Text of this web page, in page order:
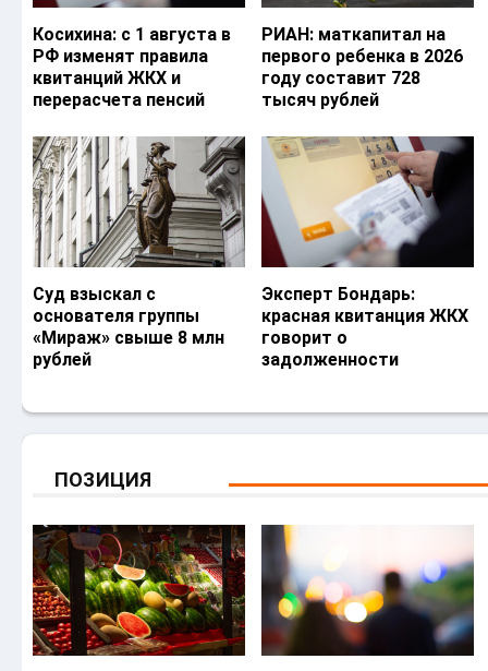
Косихина: с 1 августа в
РФ изменят правила
квитанций ЖКХ и
перерасчета пенсий
РИАН: маткапитал на
первого ребенка в 2026
году составит 728
тысяч рублей
Суд взыскал с
основателя группы
«Мираж» свыше 8 млн
рублей
Эксперт Бондарь:
красная квитанция ЖКХ
говорит о
задолженности
ПОЗИЦИЯ